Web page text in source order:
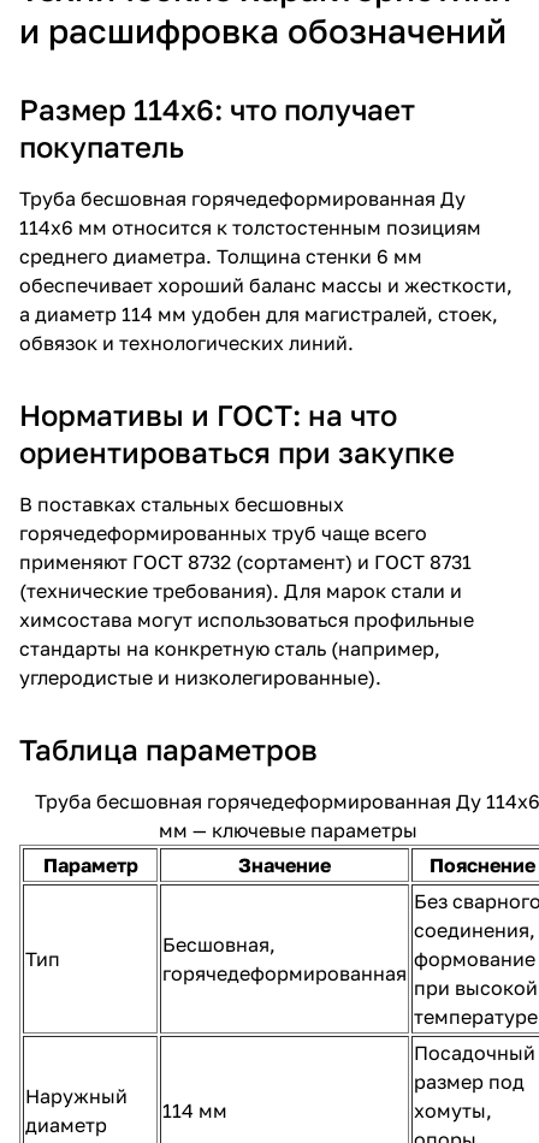
и расшифровка обозначений
Размер 114х6: что получает
покупатель
Труба бесшовная горячедеформированная Ду
114х6 мм относится к толстостенным позициям
среднего диаметра. Толщина стенки 6 мм
обеспечивает хороший баланс массы и жесткости,
а диаметр 114 мм удобен для магистралей, стоек,
обвязок и технологических линий.
Нормативы и ГОСТ: на что
ориентироваться при закупке
В поставках стальных бесшовных
горячедеформированных труб чаще всего
применяют ГОСТ 8732 (сортамент) и ГОСТ 8731
(технические требования). Для марок стали и
химсостава могут использоваться профильные
стандарты на конкретную сталь (например,
углеродистые и низколегированные).
Таблица параметров
Труба бесшовная горячедеформированная Ду 114х6
мм — ключевые параметры
Параметр
Значение Пояснение
Тип
Бесшовная,
горячедеформированная
Без
соединения,
формование
при высокой
температуре
Наружный
диаметр
114 мм
Посадочный
размер под
хомуты,